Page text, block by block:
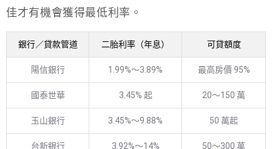
佳才有機會獲得最低利率。
銀行／貸款管道 二胎利率（年息） 可貸額度
陽信銀行 1.99%～3.89% 最高房價 95%
國泰世華 3.45% 起 20～150 萬
玉山銀行 3.45%～9.88% 50 萬起
台新銀行 3.92%～14% 50～300 萬